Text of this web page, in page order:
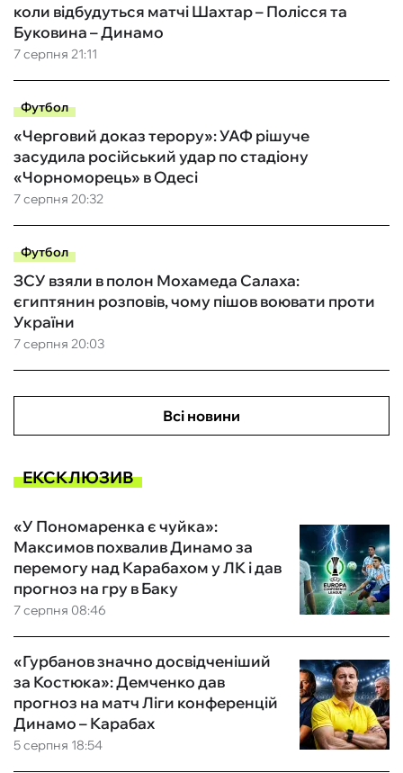
7 серпня 21:11
коли відбудуться матчі Шахтар – Полісся та
Буковина – Динамо
Футбол
7 серпня 20:32
«Черговий доказ терору»: УАФ рішуче
засудила російський удар по стадіону
«Чорноморець» в Одесі
Футбол
7 серпня 20:03
ЗСУ взяли в полон Мохамеда Салаха:
єгиптянин розповів, чому пішов воювати проти
України
Всі новини
ЕКСКЛЮЗИВ
7 серпня 08:46
«У Пономаренка є чуйка»:
Максимов похвалив Динамо за
перемогу над Карабахом у ЛК і дав
прогноз на гру в Баку
5 серпня 18:54
«Гурбанов значно досвідченіший
за Костюка»: Демченко дав
прогноз на матч Ліги конференцій
Динамо – Карабах